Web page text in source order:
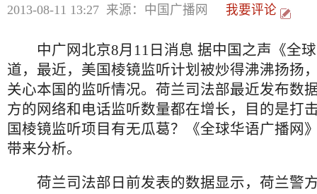
2013-08-11 13:27 来源：中国广播网 我要评论
中广网北京8月11日消息 据中国之声《全球
道，最近，美国棱镜监听计划被炒得沸沸扬扬
关心本国的监听情况。荷兰司法部最近发布数
方的网络和电话监听数量都在增长，目的是打
国棱镜监听项目有无瓜葛？《全球华语广播网
带来分析。
荷兰司法部日前发表的数据显示，荷兰警